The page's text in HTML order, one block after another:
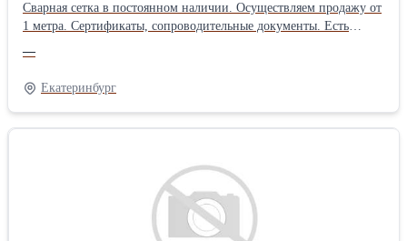
Сварная сетка в постоянном наличии. Осуществляем продажу от
1 метра. Сертификаты, сопроводительные документы. Есть
http://pt096.ru или отправив свой заказ на почту zakaz@pt096.ru
—
Екатеринбург